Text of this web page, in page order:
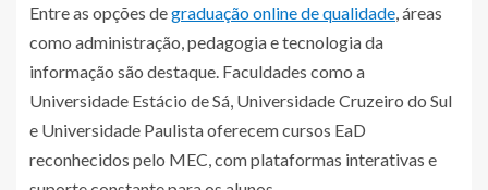
Entre as opções degraduação online de qualidade, áreas
como administração, pedagogia e tecnologia da
informação são destaque. Faculdades como a
Universidade Estácio de Sá, Universidade Cruzeiro do Sul
e Universidade Paulista oferecem cursos EaD
reconhecidos pelo MEC, com plataformas interativas e